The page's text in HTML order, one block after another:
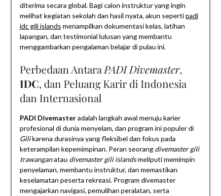
diterima secara global. Bagi calon instruktur yang ingin
melihat kegiatan sekolah dan hasil nyata, akun sepertipadi
idc gili islands menampilkan dokumentasi kelas, latihan
lapangan, dan testimonial lulusan yang membantu
menggambarkan pengalaman belajar di pulau ini.
Perbedaan Antara PADI Divemaster,
IDC, dan Peluang Karir di Indonesia
dan Internasional
PADI Divemasteradalah langkah awal menuju karier
profesional di dunia menyelam, dan program ini populer di
Gilikarena durasinya yang fleksibel dan fokus pada
keterampilan kepemimpinan. Peran seorang divemaster gili
trawanganatau divemaster gili islandsmeliputi memimpin
penyelaman, membantu instruktur, dan memastikan
keselamatan peserta rekreasi. Program divemaster
mengajarkan navigasi, pemulihan peralatan, serta